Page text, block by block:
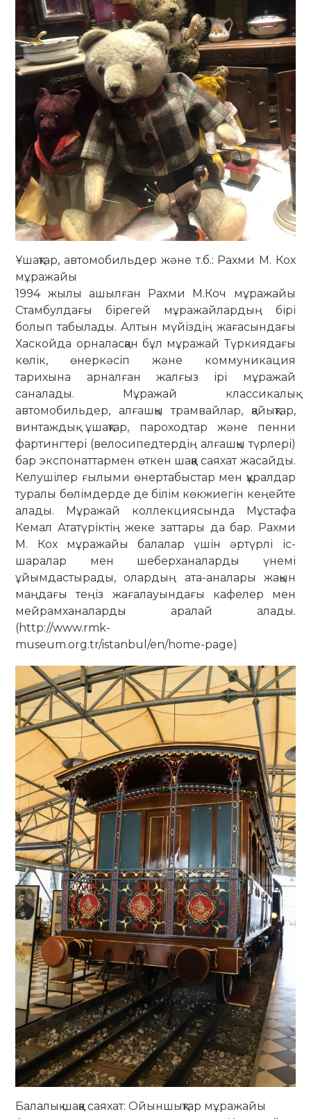
Ұшақтар, автомобильдер және т.б.: Рахми М. Кох
мұражайы
1994 жылы ашылған Рахми М.Коч мұражайы
Стамбулдағы бірегей мұражайлардың бірі
болып табылады. Алтын мүйіздің жағасындағы
Хаскойда орналасқан бұл мұражай Түркиядағы
көлік, өнеркәсіп және коммуникация
тарихына арналған жалғыз ірі мұражай
саналады. Мұражай классикалық
автомобильдер, алғашқы трамвайлар, қайықтар,
винтаждық ұшақтар, пароходтар және пенни
фартингтері (велосипедтердің алғашқы түрлері)
бар экспонаттармен өткен шаққа саяхат жасайды.
Келушілер ғылыми өнертабыстар мен құралдар
туралы бөлімдерде де білім көкжиегін кеңейте
алады. Мұражай коллекциясында Мұстафа
Кемал Ататүріктің жеке заттары да бар. Рахми
М. Кох мұражайы балалар үшін әртүрлі іс-
шаралар мен шеберханаларды үнемі
ұйымдастырады, олардың ата-аналары жақын
маңдағы теңіз жағалауындағы кафелер мен
мейрамханаларды аралай алады.
(http://www.rmk-
museum.org.tr/istanbul/en/home-page)
Балалық шаққа саяхат: Ойыншықтар мұражайы